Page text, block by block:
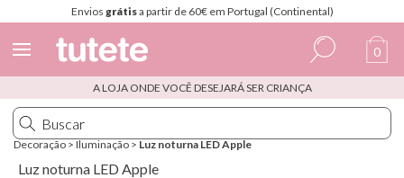
Envios grátisa partir de 60€ em Portugal (Continental)
Espanhol
Italiano
Inglês
0
A LOJA ONDE VOCÊ DESEJARÁ SER CRIANÇA
Decoração > Iluminação > Luz noturna LED Apple
Luz noturna LED Apple